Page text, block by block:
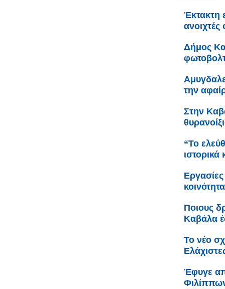
Έκτακτη
Δήμος
την
Στην
“Το
Ποιους
Καβάλα
Το νέο
Έφυγε